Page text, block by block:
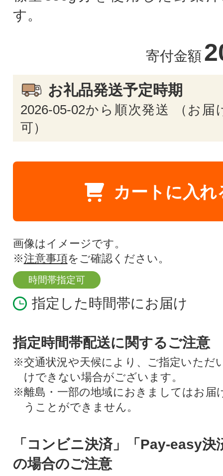
す。
寄付金額
お礼品発送予定時期
2026-05-02から順次発送 （お届
可）
カートに入れ
画像はイメージです。
※注意事項をご確認ください。
時間帯指定可
指定した時間帯にお届け
指定時間帯配送に関するご注意
※交通状況や天候により、ご指定いただ
けできない場合がございます。
※離島・一部の地域におきましてはお届
うことができません。
「コンビニ決済」「Pay-easy決
の場合のご注意